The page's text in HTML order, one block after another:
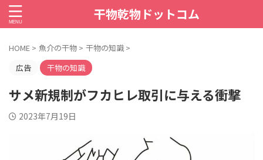
干物乾物ドットコム
HOME > 魚介の干物 > 干物の知識 >
広告
干物の知識
サメ新規制がフカヒレ取引に与える衝撃
2023年7月19日